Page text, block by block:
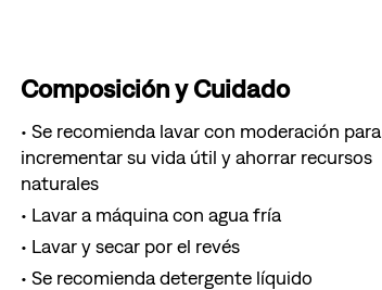
Composición y Cuidado
Se recomienda lavar con moderación para
incrementar su vida útil y ahorrar recursos
naturales
Lavar a máquina con agua fría
Lavar y secar por el revés
Se recomienda detergente líquido